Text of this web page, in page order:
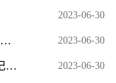
2023-06-30
秦时明月丽人在线观看_秦时明月丽人全集免费 2023-06-30
自动驾驶企业擎天智卡被爆清盘，记者探访公司已空无一人_天天新动态 2023-06-30